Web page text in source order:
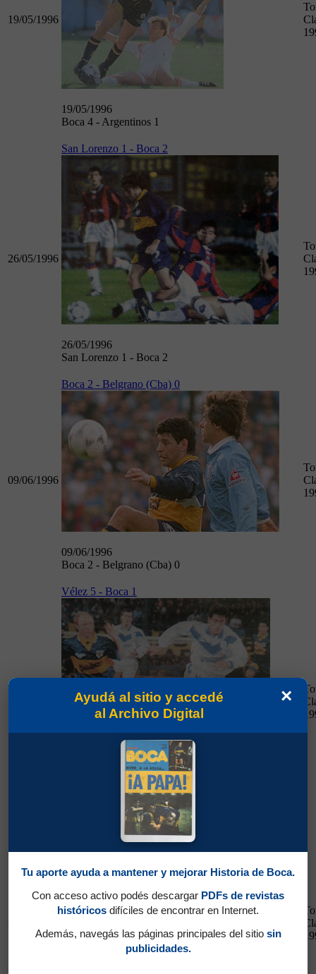
19/05/1996
19/05/1996
Boca 4 - Argentinos 1
26/05/1996
San Lorenzo 1 - Boca 2
26/05/1996
San Lorenzo 1 - Boca 2
09/06/1996
Boca 2 - Belgrano (Cba) 0
09/06/1996
Boca 2 - Belgrano (Cba) 0
Vélez 5 - Boca 1
R. Central 0 - Boca 1
×
Ayudá al sitio y accedé
al Archivo Digital
Tu aporte ayuda a mantener y mejorar Historia de Boca.
Con acceso activo podés descargar PDFs de revistas
históricos difíciles de encontrar en Internet.
Además, navegás las páginas principales del sitio sin
publicidades.